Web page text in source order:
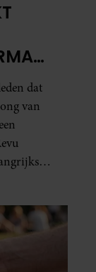
dat
van
aan